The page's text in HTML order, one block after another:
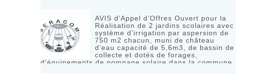
AVIS d’Appel d’Offres Ouvert pour la
Réalisation de 2 jardins scolaires avec
système d’irrigation par aspersion de
750 m2 chacun, muni de château
d’eau capacité de 5,6m3, de bassin de
collecte et dotés de forages,
d’équipements de pompage solaire dans la commune